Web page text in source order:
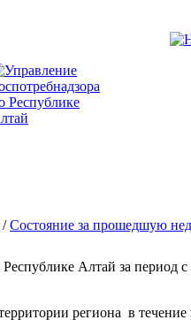
/Состояние за прошедшую
Алтай за период
региона в